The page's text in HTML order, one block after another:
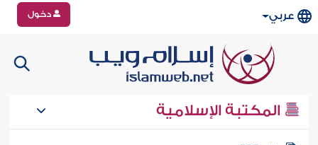
عربي دخول
المكتبة الإسلامية